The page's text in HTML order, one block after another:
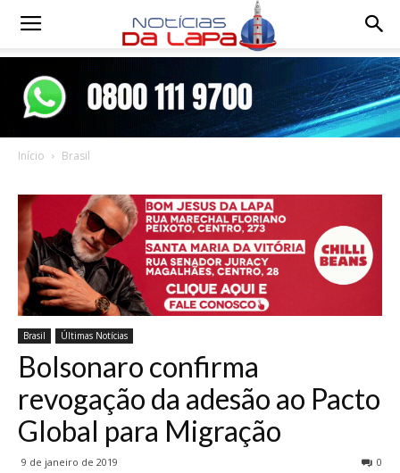
Notícias
Início Brasil
Brasil Últimas Notícias
Bolsonaro confirma
revogação da adesão ao Pacto
Global para Migração
9 de janeiro de 2019 0